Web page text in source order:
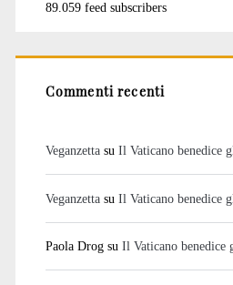
89.059 feed subscribers
Commenti recenti
Veganzettasu Il Vaticano benedice
Veganzettasu Il Vaticano benedice
Paola Drogsu Il Vaticano benedice